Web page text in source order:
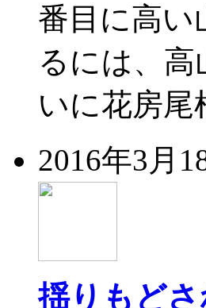
番目に高
るには、
いに花房
2016年3月
揺りもど